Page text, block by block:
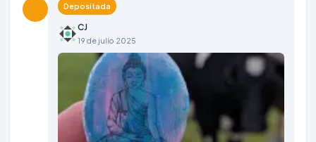
Depositada
CJ
19 de julio 2025